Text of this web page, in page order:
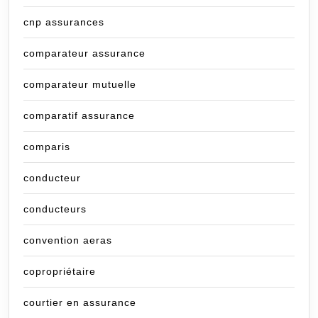
cnp assurances
comparateur assurance
comparateur mutuelle
comparatif assurance
comparis
conducteur
conducteurs
convention aeras
copropriétaire
courtier en assurance